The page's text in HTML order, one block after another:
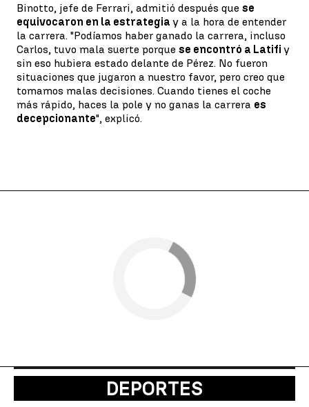
Binotto, jefe de Ferrari, admitió después que se
equivocaron en la estrategia y a la hora de entender
la carrera. "Podíamos haber ganado la carrera, incluso
Carlos, tuvo mala suerte porque se encontró a Latifi y
sin eso hubiera estado delante de Pérez. No fueron
situaciones que jugaron a nuestro favor, pero creo que
tomamos malas decisiones. Cuando tienes el coche
más rápido, haces la pole y no ganas la carrera es
decepcionante", explicó.
DEPORTES